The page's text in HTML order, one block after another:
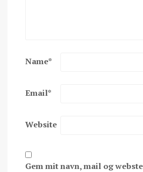
Name*
Email*
Website
Gem mit navn, mail og